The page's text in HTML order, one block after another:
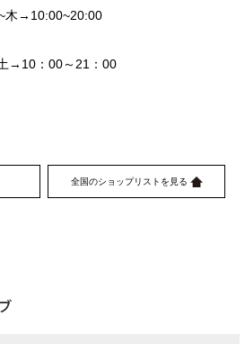
木→10:00~20:00
→10：00～21：00
全国のショップリストを見る